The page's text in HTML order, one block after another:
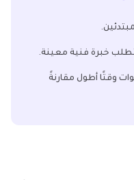
خبرة فنية معينة.
وقتًا أطول مقارنةً